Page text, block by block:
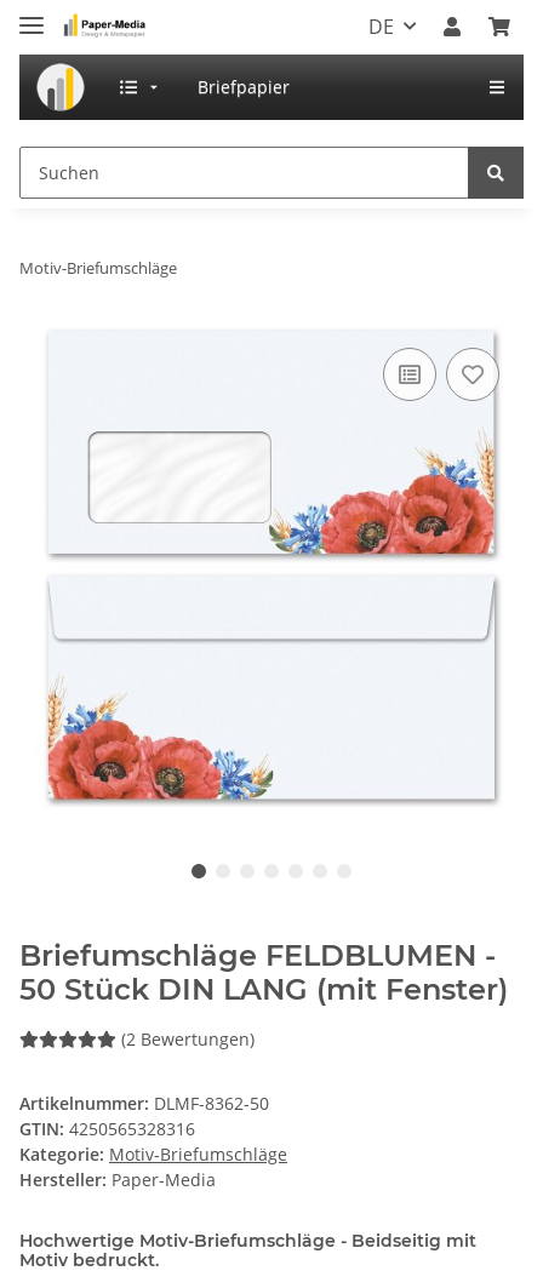
DE
Briefpapier
Motiv-Briefumschläge
Briefumschläge FELDBLUMEN -
50 Stück DIN LANG (mit Fenster)
(2 Bewertungen)
Artikelnummer: DLMF-8362-50
GTIN: 4250565328316
Kategorie: Motiv-Briefumschläge
Hersteller: Paper-Media
Hochwertige Motiv-Briefumschläge - Beidseitig mit
Motiv bedruckt.